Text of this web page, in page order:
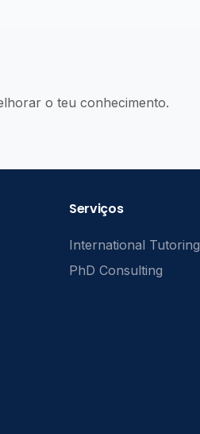
o teu conhecimento.
Serviços
International Tutoring
PhD Consulting